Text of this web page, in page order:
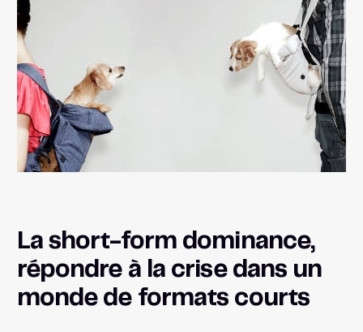
La short-form dominance,
répondre à la crise dans un
monde de formats courts